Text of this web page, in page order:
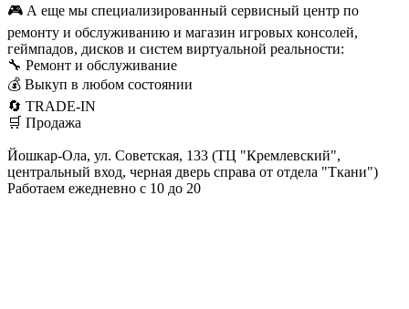
🎮 А еще мы специализированный сервисный центр по
ремонту и обслуживанию и магазин игровых консолей,
геймпадов, дисков и систем виртуальной реальности:
🔧 Ремонт и обслуживание
💰 Выкуп в любом состоянии
🔄 TRADE-IN
🛒 Продажа
Йошкар-Ола, ул. Советская, 133 (ТЦ "Кремлевский",
центральный вход, черная дверь справа от отдела "Ткани")
Работаем ежедневно с 10 до 20